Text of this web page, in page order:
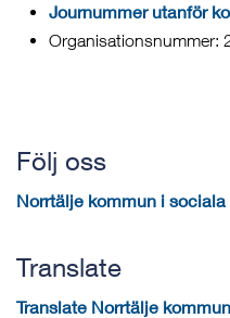
Journummer utanför
Organisationsnummer:
Följ oss
Norrtälje kommun i sociala
Translate
Translate Norrtälje